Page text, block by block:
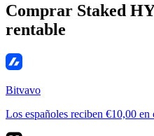
Comprar Staked
rentable
Bitvavo
Los españoles reciben €10,00